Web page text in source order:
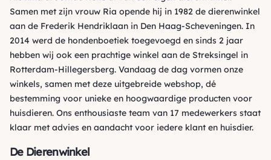
Samen met zijn vrouw Ria opende hij in 1982 de dierenwinkel
aan de Frederik Hendriklaan in Den Haag-Scheveningen. In
2014 werd de hondenboetiek toegevoegd en sinds 2 jaar
hebben wij ook een prachtige winkel aan de Streksingel in
Rotterdam-Hillegersberg. Vandaag de dag vormen onze
winkels, samen met deze uitgebreide webshop, dé
bestemming voor unieke en hoogwaardige producten voor
huisdieren. Ons enthousiaste team van 17 medewerkers staat
klaar met advies en aandacht voor iedere klant en huisdier.
De Dierenwinkel